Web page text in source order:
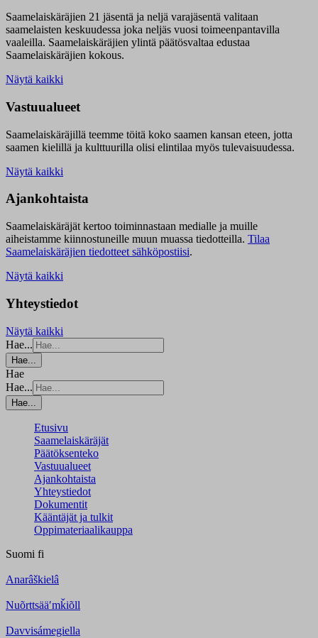
Saamelaiskäräjien 21 jäsentä ja neljä varajäsentä valitaan
saamelaisten keskuudessa joka neljäs vuosi toimeenpantavilla
vaaleilla. Saamelaiskäräjien ylintä päätösvaltaa edustaa
Saamelaiskäräjien kokous.
Näytä kaikki
Vastuualueet
Saamelaiskäräjillä teemme töitä koko saamen kansan eteen, jotta
saamen kielillä ja kulttuurilla olisi elintilaa myös tulevaisuudessa.
Näytä kaikki
Ajankohtaista
Saamelaiskäräjät kertoo toiminnastaan medialle ja muille
aiheistamme kiinnostuneille muun muassa tiedotteilla. Tilaa
Saamelaiskäräjien tiedotteet sähköpostiisi.
Näytä kaikki
Yhteystiedot
Näytä kaikki
Hae...
Hae...
Hae
Hae...
Hae...
Etusivu
Saamelaiskäräjät
Päätöksenteko
Vastuualueet
Ajankohtaista
Yhteystiedot
Dokumentit
Kääntäjät ja tulkit
Oppimateriaalikauppa
Suomi fi
Anarâškielâ
Nuõrttsääʹmǩiõll
Davvisámegiella